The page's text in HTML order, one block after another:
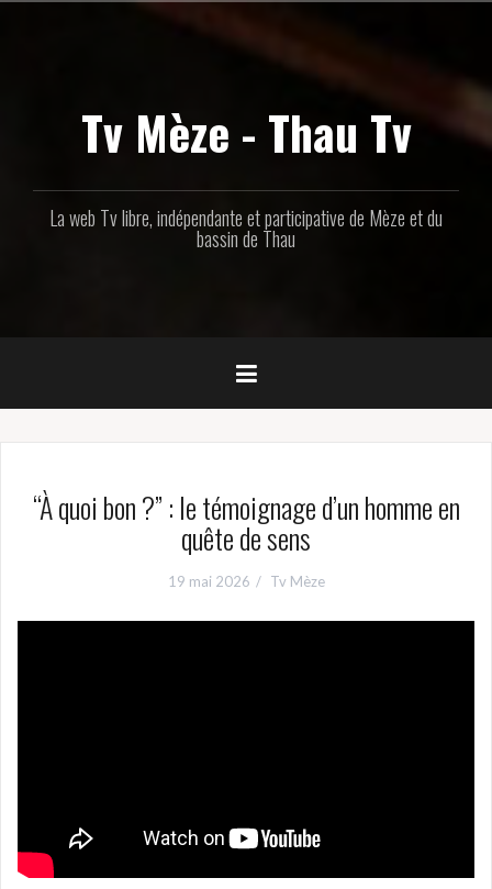
Tv Mèze - Thau Tv
La web Tv libre, indépendante et participative de Mèze et du
bassin de Thau
“À quoi bon ?” : le témoignage d’un homme en
quête de sens
19 mai 2026 Tv Mèze